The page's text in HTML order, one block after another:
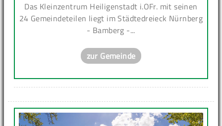
Das Kleinzentrum Heiligenstadt i.OFr. mit seinen
24 Gemeindeteilen liegt im Städtedreieck Nürnberg
- Bamberg -...
zur Gemeinde